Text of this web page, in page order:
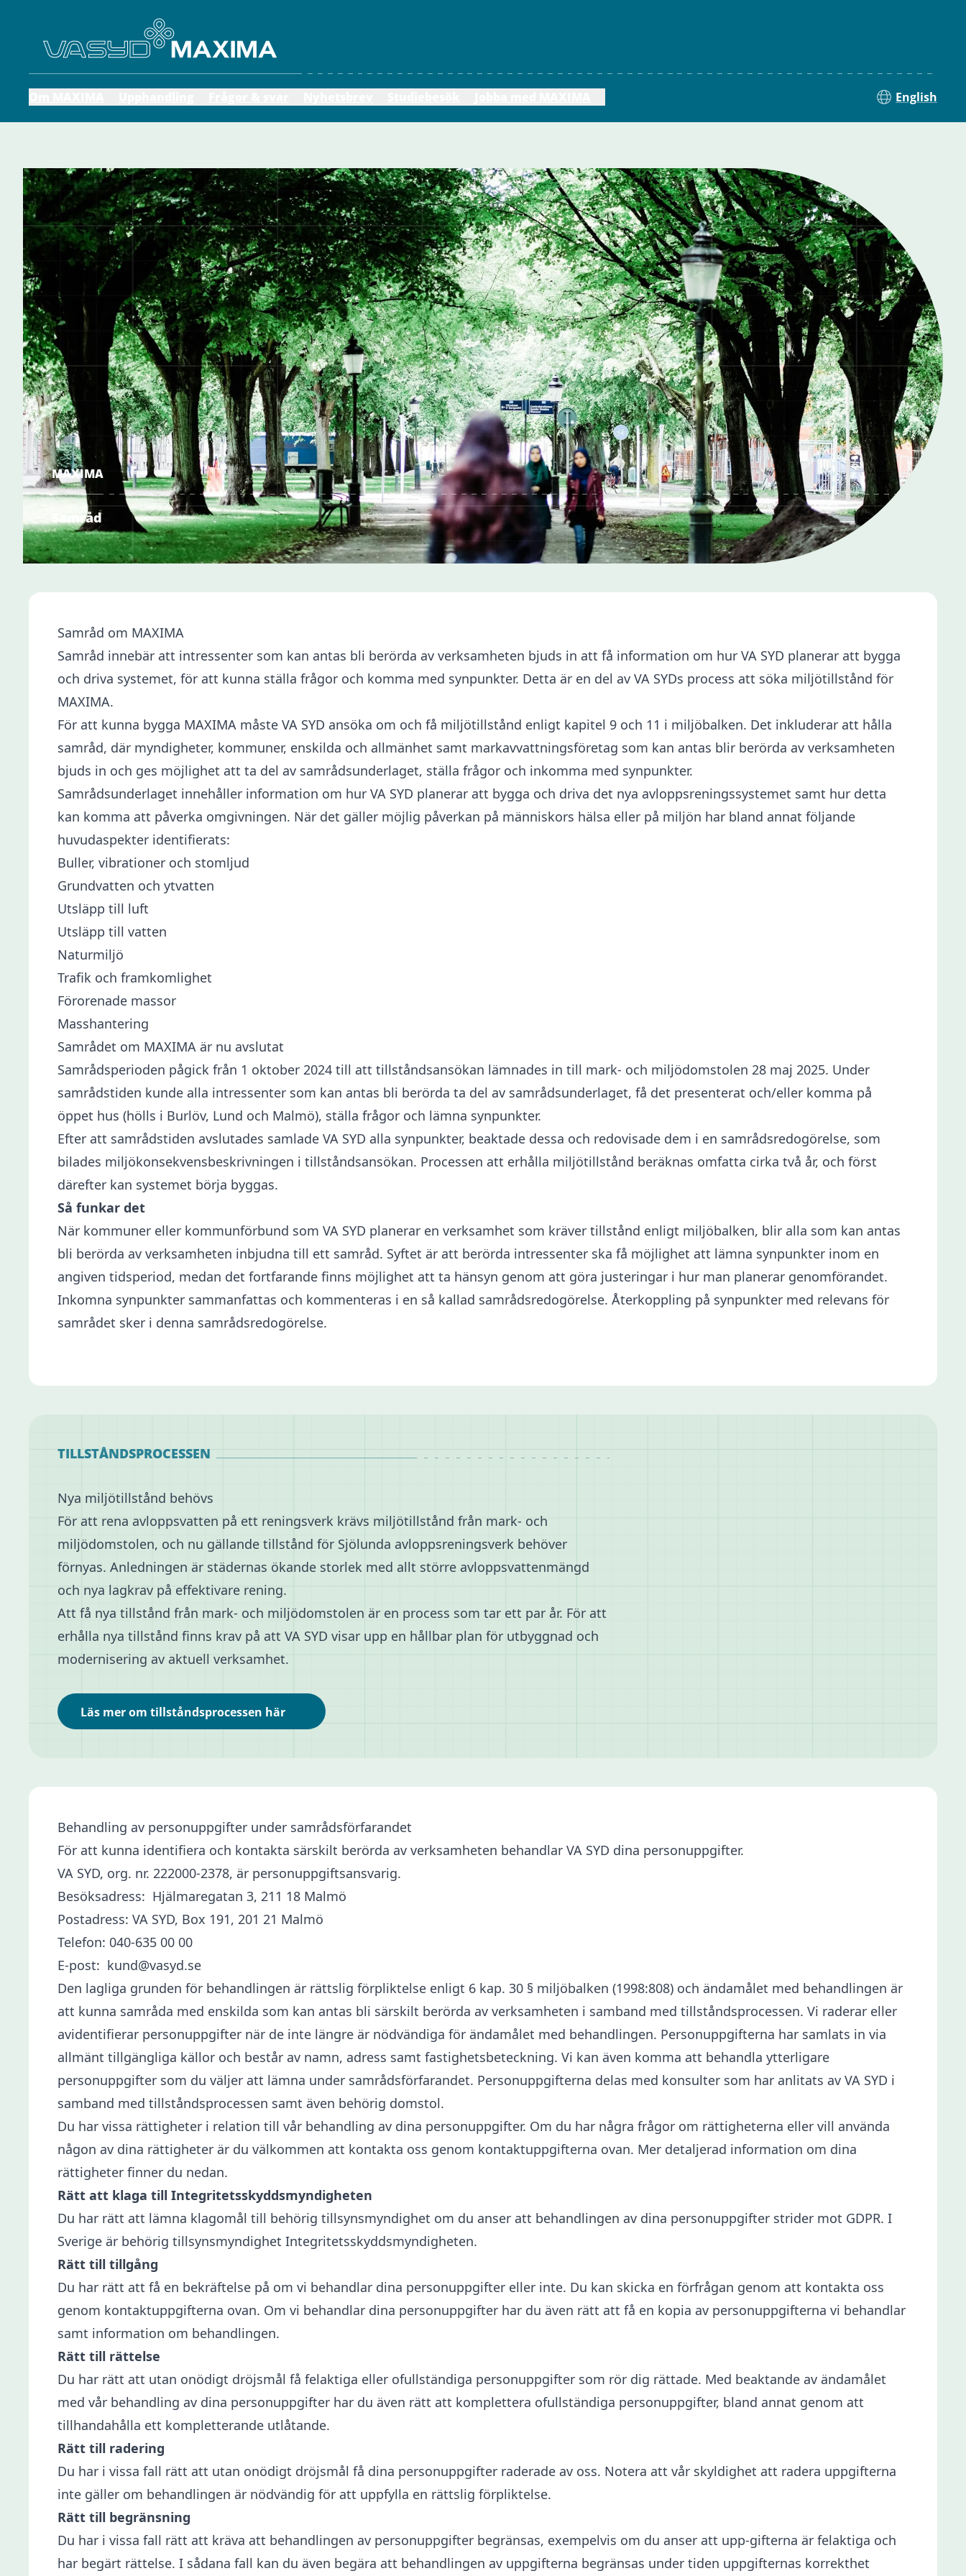
English
MAXIMA
Samråd
Samråd om MAXIMA
Samråd innebär att intressenter som kan antas bli berörda av verksamheten bjuds in att få information om hur VA SYD planerar att bygga
och driva systemet, för att kunna ställa frågor och komma med synpunkter. Detta är en del av VA SYDs process att söka miljötillstånd för
MAXIMA.
För att kunna bygga MAXIMA måste VA SYD ansöka om och få miljötillstånd enligt kapitel 9 och 11 i miljöbalken. Det inkluderar att hålla
samråd, där myndigheter, kommuner, enskilda och allmänhet samt markavvattningsföretag som kan antas blir berörda av verksamheten
bjuds in och ges möjlighet att ta del av samrådsunderlaget, ställa frågor och inkomma med synpunkter.
Samrådsunderlaget innehåller information om hur VA SYD planerar att bygga och driva det nya avloppsreningssystemet samt hur detta
kan komma att påverka omgivningen. När det gäller möjlig påverkan på människors hälsa eller på miljön har bland annat följande
huvudaspekter identifierats:
Buller, vibrationer och stomljud
Grundvatten och ytvatten
Utsläpp till luft
Utsläpp till vatten
Naturmiljö
Trafik och framkomlighet
Förorenade massor
Masshantering
Samrådet om MAXIMA är nu avslutat
Samrådsperioden pågick från 1 oktober 2024 till att tillståndsansökan lämnades in till mark- och miljödomstolen 28 maj 2025. Under
samrådstiden kunde alla intressenter som kan antas bli berörda ta del av samrådsunderlaget, få det presenterat och/eller komma på
öppet hus (hölls i Burlöv, Lund och Malmö), ställa frågor och lämna synpunkter.
Efter att samrådstiden avslutades samlade VA SYD alla synpunkter, beaktade dessa och redovisade dem i en samrådsredogörelse, som
bilades miljökonsekvensbeskrivningen i tillståndsansökan. Processen att erhålla miljötillstånd beräknas omfatta cirka två år, och först
därefter kan systemet börja byggas.
Så funkar det
När kommuner eller kommunförbund som VA SYD planerar en verksamhet som kräver tillstånd enligt miljöbalken, blir alla som kan antas
bli berörda av verksamheten inbjudna till ett samråd. Syftet är att berörda intressenter ska få möjlighet att lämna synpunkter inom en
angiven tidsperiod, medan det fortfarande finns möjlighet att ta hänsyn genom att göra justeringar i hur man planerar genomförandet.
Inkomna synpunkter sammanfattas och kommenteras i en så kallad samrådsredogörelse. Återkoppling på synpunkter med relevans för
samrådet sker i denna samrådsredogörelse.
TILLSTÅNDSPROCESSEN
Nya miljötillstånd behövs
För att rena avloppsvatten på ett reningsverk krävs miljötillstånd från mark- och
miljödomstolen, och nu gällande tillstånd för Sjölunda avloppsreningsverk behöver
förnyas. Anledningen är städernas ökande storlek med allt större avloppsvattenmängd
och nya lagkrav på effektivare rening.
Att få nya tillstånd från mark- och miljödomstolen är en process som tar ett par år. För att
erhålla nya tillstånd finns krav på att VA SYD visar upp en hållbar plan för utbyggnad och
modernisering av aktuell verksamhet.
Läs mer om tillståndsprocessen här
Behandling av personuppgifter under samrådsförfarandet
För att kunna identifiera och kontakta särskilt berörda av verksamheten behandlar VA SYD dina personuppgifter.
VA SYD, org. nr. 222000-2378, är personuppgiftsansvarig.
Besöksadress: Hjälmaregatan 3, 211 18 Malmö
Postadress: VA SYD, Box 191, 201 21 Malmö
Telefon: 040-635 00 00
E-post: kund@vasyd.se
Den lagliga grunden för behandlingen är rättslig förpliktelse enligt 6 kap. 30 § miljöbalken (1998:808) och ändamålet med behandlingen är
att kunna samråda med enskilda som kan antas bli särskilt berörda av verksamheten i samband med tillståndsprocessen. Vi raderar eller
avidentifierar personuppgifter när de inte längre är nödvändiga för ändamålet med behandlingen. Personuppgifterna har samlats in via
allmänt tillgängliga källor och består av namn, adress samt fastighetsbeteckning. Vi kan även komma att behandla ytterligare
personuppgifter som du väljer att lämna under samrådsförfarandet. Personuppgifterna delas med konsulter som har anlitats av VA SYD i
samband med tillståndsprocessen samt även behörig domstol.
Du har vissa rättigheter i relation till vår behandling av dina personuppgifter. Om du har några frågor om rättigheterna eller vill använda
någon av dina rättigheter är du välkommen att kontakta oss genom kontaktuppgifterna ovan. Mer detaljerad information om dina
rättigheter finner du nedan.
Rätt att klaga till Integritetsskyddsmyndigheten
Du har rätt att lämna klagomål till behörig tillsynsmyndighet om du anser att behandlingen av dina personuppgifter strider mot GDPR. I
Sverige är behörig tillsynsmyndighet Integritetsskyddsmyndigheten.
Rätt till tillgång
Du har rätt att få en bekräftelse på om vi behandlar dina personuppgifter eller inte. Du kan skicka en förfrågan genom att kontakta oss
genom kontaktuppgifterna ovan. Om vi behandlar dina personuppgifter har du även rätt att få en kopia av personuppgifterna vi behandlar
samt information om behandlingen.
Rätt till rättelse
Du har rätt att utan onödigt dröjsmål få felaktiga eller ofullständiga personuppgifter som rör dig rättade. Med beaktande av ändamålet
med vår behandling av dina personuppgifter har du även rätt att komplettera ofullständiga personuppgifter, bland annat genom att
tillhandahålla ett kompletterande utlåtande.
Rätt till radering
Du har i vissa fall rätt att utan onödigt dröjsmål få dina personuppgifter raderade av oss. Notera att vår skyldighet att radera uppgifterna
inte gäller om behandlingen är nödvändig för att uppfylla en rättslig förpliktelse.
Rätt till begränsning
Du har i vissa fall rätt att kräva att behandlingen av personuppgifter begränsas, exempelvis om du anser att upp-gifterna är felaktiga och
har begärt rättelse. I sådana fall kan du även begära att behandlingen av uppgifterna begränsas under tiden uppgifternas korrekthet